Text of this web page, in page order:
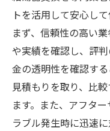
トを活用して安心し
まず、信頼性の高い
や実績を確認し、評
金の透明性を確認す
見積もりを取り、比
ます。また、アフタ
ラブル発生時に迅速